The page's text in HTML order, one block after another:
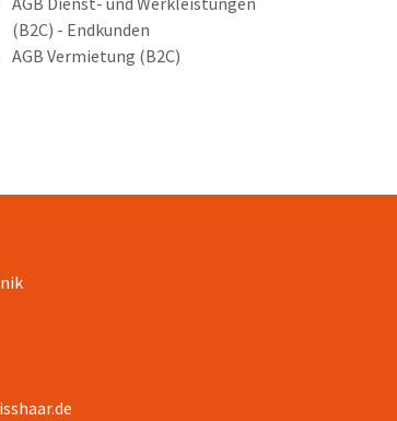
(B2C) - Endkunden
AGB Vermietung (B2C)